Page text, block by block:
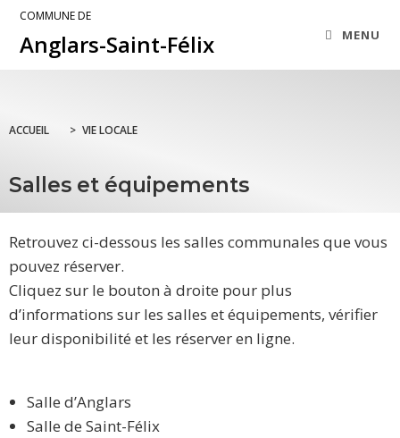
COMMUNE DE
Anglars-Saint-Félix MENU
ACCUEIL > VIE LOCALE
Salles et équipements
Retrouvez ci-dessous les salles communales que vous
pouvez réserver.
Cliquez sur le bouton à droite pour plus
d’informations sur les salles et équipements, vérifier
leur disponibilité et les réserver en ligne.
Salle d’Anglars
Salle de Saint-Félix